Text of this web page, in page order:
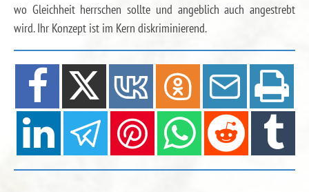
wo Gleichheit herrschen sollte und angeblich auch angestrebt
wird. Ihr Konzept ist im Kern diskriminierend.